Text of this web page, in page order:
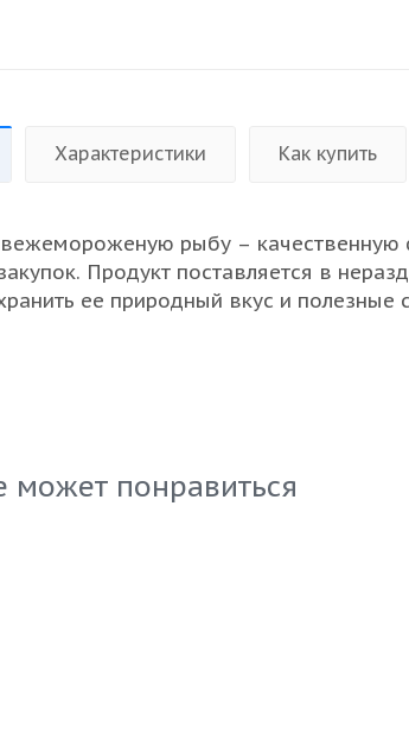
Характеристики Как купить
рыбу – качественную
Продукт поставляется в
ее природный вкус и полезные
гарантируя, что ваш бизнес
может понравиться